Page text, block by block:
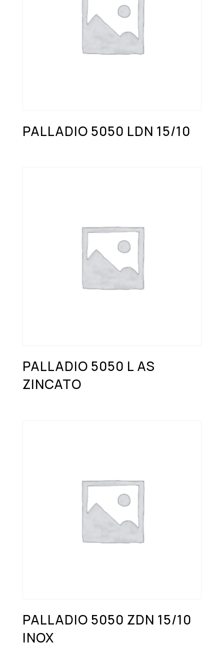
PALLADIO 5050 LDN 15/10
PALLADIO 5050 L AS
ZINCATO
PALLADIO 5050 ZDN 15/10
INOX